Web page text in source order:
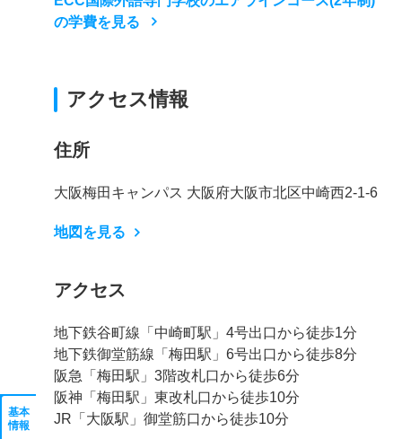
基本
情報
の学費を見る
アクセス情報
住所
大阪梅田キャンパス 大阪府大阪市北区中崎西2-1-6
地図を見る
アクセス
地下鉄谷町線「中崎町駅」4号出口から徒歩1分
地下鉄御堂筋線「梅田駅」6号出口から徒歩8分
阪急「梅田駅」3階改札口から徒歩6分
阪神「梅田駅」東改札口から徒歩10分
JR「大阪駅」御堂筋口から徒歩10分